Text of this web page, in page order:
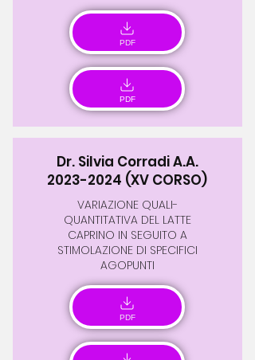
PDF
PDF
Dr. Silvia Corradi A.A.
2023-2024 (XV CORSO)
VARIAZIONE QUALI-
QUANTITATIVA DEL LATTE
CAPRINO IN SEGUITO A
STIMOLAZIONE DI SPECIFICI
AGOPUNTI
PDF